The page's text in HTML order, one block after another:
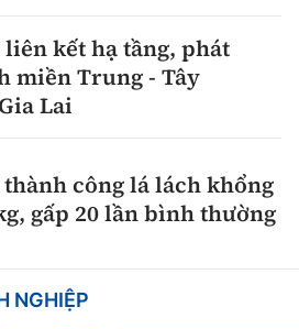
kết hạ tầng, phát
miền Trung - Tây
Lai
thành công lá lách khổng
gấp 20 lần bình thường
NGHIỆP